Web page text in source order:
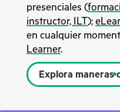
presenciales (
instructor, ILT);
en cualquier
Learner.
Explora maneras